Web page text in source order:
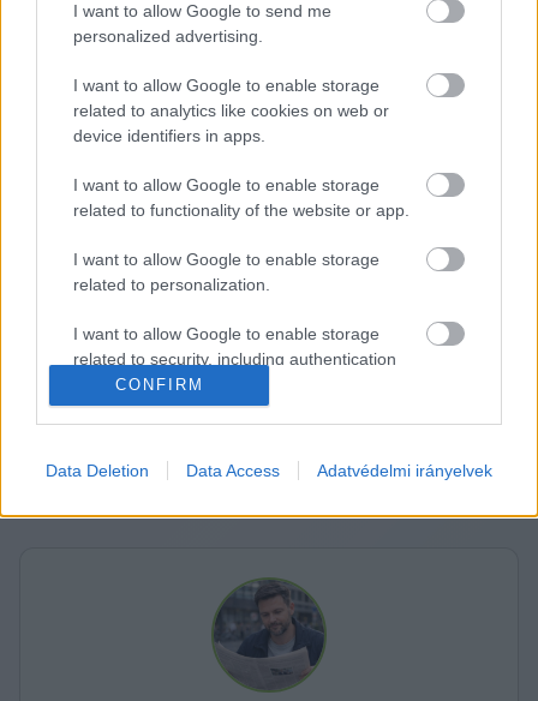
I want to allow Google to send me
personalized advertising.
I want to allow Google to enable storage
related to analytics like cookies on web or
device identifiers in apps.
I want to allow Google to enable storage
related to functionality of the website or app.
I want to allow Google to enable storage
related to personalization.
I want to allow Google to enable storage
related to security, including authentication
functionality and fraud prevention, and other
user protection.
CONFIRM
Data Deletion Data Access Adatvédelmi irányelvek
Az államfő ugyanakkor kilátásba helyezte, hogy
az alkotmánnyal összhangban, kormányalakítási
alsóház abszolút többségi szavazással bíz meg
via Telex
ECSUP SHORTS